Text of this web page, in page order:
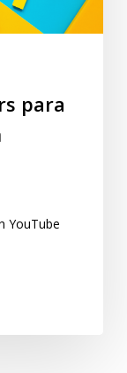
para
YouTube